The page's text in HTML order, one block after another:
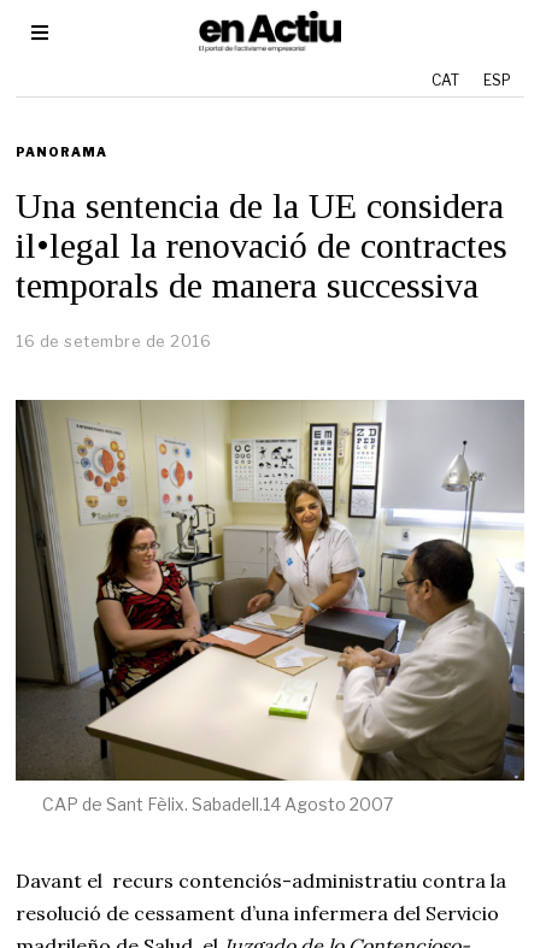
CAT ESP
PANORAMA
Una sentencia de la UE considera
il•legal la renovació de contractes
temporals de manera successiva
16 de setembre de 2016
e
a
d
e
2
0
2
1
CAP de Sant Fèlix. Sabadell.14 Agosto 2007
Davant el recurs contenciós-administratiu contra la
resolució de cessament d’una infermera del Servicio